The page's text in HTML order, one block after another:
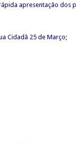
apresentação dos
Cidadã 25 de Março;